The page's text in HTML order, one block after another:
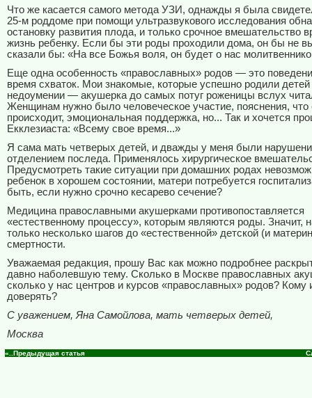
Что же касается самого метода УЗИ, однажды я была
25-м роддоме при помощи ультразвукового исследования
остановку развития плода, и только срочное вмешательство
жизнь ребенку. Если бы эти роды проходили дома, он бы не
сказали бы: «На все Божья воля, он будет о нас
Еще одна особенность «православных» родов — это
время схваток. Мои знакомые, которые успешно родили
недоумении — акушерка до самых потуг роженицы вслух
Женщинам нужно было человеческое участие, пояснения, что
происходит, эмоциональная поддержка, но... Так и хочется
Екклезиаста: «Всему свое время...»
Я сама мать четверых детей, и дважды у меня были
отделением последа. Применялось хирургическое
Предусмотреть такие ситуации при домашних родах
ребенок в хорошем состоянии, матери потребуется
быть, если нужно срочно кесарево сечение?
Медицина православными акушерками противопоставляется
«естественному процессу», которым являются роды. Значит,
только несколько шагов до «естественной» детской (и
смертности.
Уважаемая редакция, прошу Вас как можно подробнее
давно наболевшую тему. Сколько в Москве православных
сколько у нас центров и курсов «православных» родов? Кому
доверять?
С уважением, Яна Самойлова, мать четверых детей,
Москва
«..Предыдущая статья